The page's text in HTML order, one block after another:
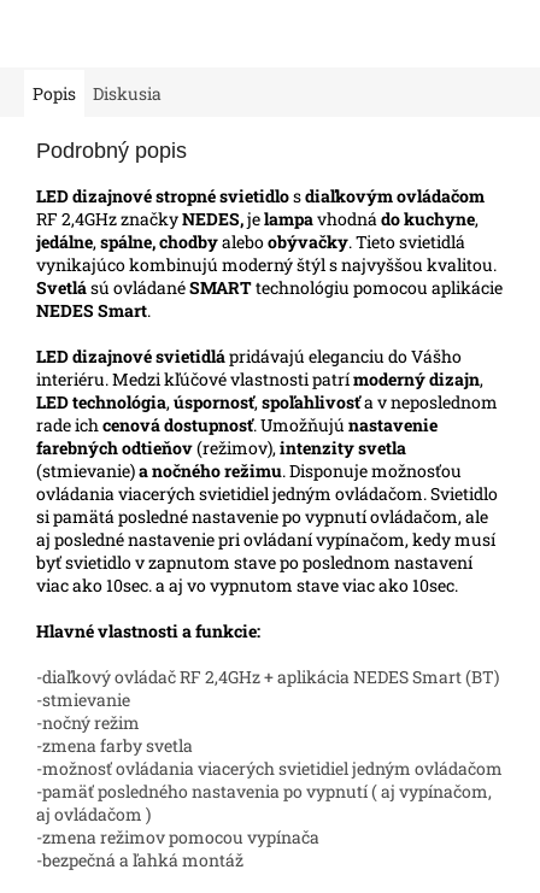
Popis Diskusia
Podrobný popis
LED dizajnové stropné svietidlosdiaľkovým ovládačom
RF 2,4GHz značkyNEDES,jelampavhodnádo kuchyne,
jedálne,spálne, chodbyaleboobývačky. Tieto svietidlá
vynikajúco kombinujú moderný štýl s najvyššou kvalitou.
Svetlású ovládanéSMARTtechnológiu pomocou aplikácie
NEDES Smart.
LEDdizajnové svietidlápridávajú eleganciu do Vášho
interiéru. Medzi kľúčové vlastnosti patrímoderný dizajn,
LED technológia,úspornosť,spoľahlivosťa v neposlednom
rade ichcenová dostupnosť. Umožňujú nastavenie
farebných odtieňov(režimov),intenzity svetla
(stmievanie)a nočného režimu. Disponuje možnosťou
ovládania viacerých svietidiel jedným ovládačom. Svietidlo
si pamätá posledné nastavenie po vypnutí ovládačom, ale
aj posledné nastavenie pri ovládaní vypínačom, kedy musí
byť svietidlo v zapnutom stave po poslednom nastavení
viac ako 10sec. a aj vo vypnutom stave viac ako 10sec.
Hlavné vlastnosti a funkcie:
-diaľkový ovládač RF 2,4GHz + aplikácia NEDES Smart (BT)
-stmievanie
-nočný režim
-zmena farby svetla
-možnosť ovládania viacerých svietidiel jedným ovládačom
-pamäť posledného nastavenia po vypnutí ( aj vypínačom,
aj ovládačom )
-zmena režimov pomocou vypínača
-bezpečná a ľahká montáž